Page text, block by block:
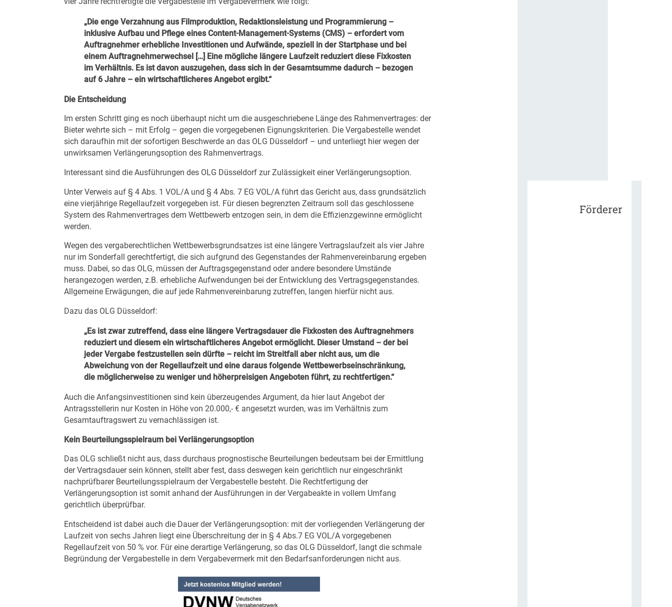
„Die enge Verzahnung aus Filmproduktion, Redaktionsleistung und Programmierung –
inklusive Aufbau und Pflege eines Content-Management-Systems (CMS) – erfordert vom
Auftragnehmer erhebliche Investitionen und Aufwände, speziell in der Startphase und bei
einem Auftragnehmerwechsel […] Eine mögliche längere Laufzeit reduziert diese Fixkosten
im Verhältnis. Es ist davon auszugehen, dass sich in der Gesamtsumme dadurch – bezogen
auf 6 Jahre – ein wirtschaftlicheres Angebot ergibt.“
Die Entscheidung
Im ersten Schritt ging es noch überhaupt nicht um die ausgeschriebene Länge des Rahmenvertrages: der
Bieter wehrte sich – mit Erfolg – gegen die vorgegebenen Eignungskriterien. Die Vergabestelle wendet
sich daraufhin mit der sofortigen Beschwerde an das OLG Düsseldorf – und unterliegt hier wegen der
unwirksamen Verlängerungsoption des Rahmenvertrags.
Interessant sind die Ausführungen des OLG Düsseldorf zur Zulässigkeit einer Verlängerungsoption.
Unter Verweis auf § 4 Abs. 1 VOL/A und § 4 Abs. 7 EG VOL/A führt das Gericht aus, dass grundsätzlich
eine vierjährige Regellaufzeit vorgegeben ist. Für diesen begrenzten Zeitraum soll das geschlossene
System des Rahmenvertrages dem Wettbewerb entzogen sein, in dem die Effizienzgewinne ermöglicht
werden.
Wegen des vergaberechtlichen Wettbewerbsgrundsatzes ist eine längere Vertragslaufzeit als vier Jahre
nur im Sonderfall gerechtfertigt, die sich aufgrund des Gegenstandes der Rahmenvereinbarung ergeben
muss. Dabei, so das OLG, müssen der Auftragsgegenstand oder andere besondere Umstände
herangezogen werden, z.B. erhebliche Aufwendungen bei der Entwicklung des Vertragsgegenstandes.
Allgemeine Erwägungen, die auf jede Rahmenvereinbarung zutreffen, langen hierfür nicht aus.
Dazu das OLG Düsseldorf:
„Es ist zwar zutreffend, dass eine längere Vertragsdauer die Fixkosten des Auftragnehmers
reduziert und diesem ein wirtschaftlicheres Angebot ermöglicht. Dieser Umstand – der bei
jeder Vergabe festzustellen sein dürfte – reicht im Streitfall aber nicht aus, um die
Abweichung von der Regellaufzeit und eine daraus folgende Wettbewerbseinschränkung,
die möglicherweise zu weniger und höherpreisigen Angeboten führt, zu rechtfertigen.“
Auch die Anfangsinvestitionen sind kein überzeugendes Argument, da hier laut Angebot der
Antragsstellerin nur Kosten in Höhe von 20.000,- € angesetzt wurden, was im Verhältnis zum
Gesamtauftragswert zu vernachlässigen ist.
Kein Beurteilungsspielraum bei Verlängerungsoption
Das OLG schließt nicht aus, dass durchaus prognostische Beurteilungen bedeutsam bei der Ermittlung
der Vertragsdauer sein können, stellt aber fest, dass deswegen kein gerichtlich nur eingeschränkt
nachprüfbarer Beurteilungsspielraum der Vergabestelle besteht. Die Rechtfertigung der
Verlängerungsoption ist somit anhand der Ausführungen in der Vergabeakte in vollem Umfang
gerichtlich überprüfbar.
Entscheidend ist dabei auch die Dauer der Verlängerungsoption: mit der vorliegenden Verlängerung der
Laufzeit von sechs Jahren liegt eine Überschreitung der in § 4 Abs.7 EG VOL/A vorgegebenen
Regellaufzeit von 50 % vor. Für eine derartige Verlängerung, so das OLG Düsseldorf, langt die schmale
Begründung der Vergabestelle in dem Vergabevermerk mit den Bedarfsanforderungen nicht aus.
Förderer